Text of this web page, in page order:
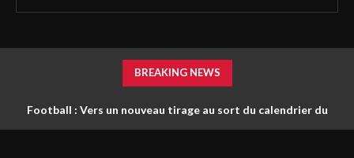
BREAKING NEWS
Football : Vers un nouveau tirage au sort du calendrier du